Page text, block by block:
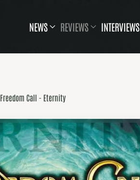
NEWS REVIEWS INTERVIEWS
Freedom Call - Eternity